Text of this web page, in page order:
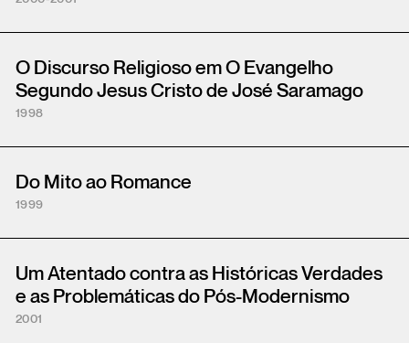
O Discurso Religioso em O Evangelho
Segundo Jesus Cristo de José Saramago
1998
Do Mito ao Romance
1999
Um Atentado contra as Históricas Verdades
e as Problemáticas do Pós-Modernismo
2001